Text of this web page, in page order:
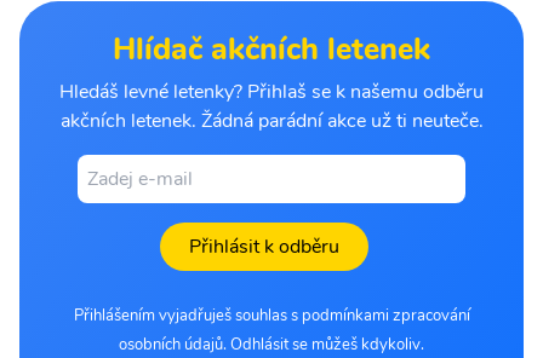
Hlídač akčních letenek
Hledáš levné letenky? Přihlaš se k našemu odběru
akčních letenek. Žádná parádní akce už ti neuteče.
Přihlásit k odběru
Přihlášením vyjadřuješ souhlas s podmínkami zpracování
osobních údajů. Odhlásit se můžeš kdykoliv.